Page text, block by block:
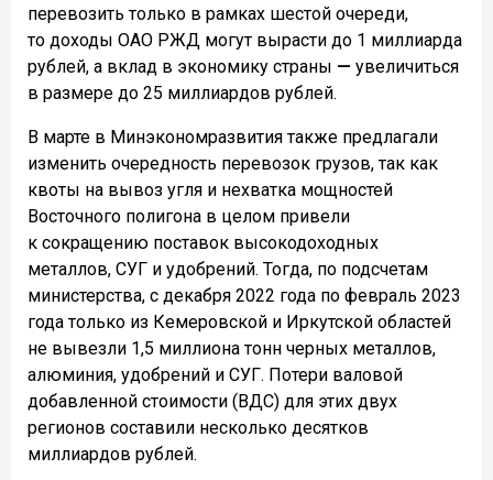
перевозить только в рамках шестой очереди,
то доходы ОАО РЖД могут вырасти до 1 миллиарда
рублей, а вклад в экономику страны — увеличиться
в размере до 25 миллиардов рублей.
В марте в Минэкономразвития также предлагали
изменить очередность перевозок грузов, так как
квоты на вывоз угля и нехватка мощностей
Восточного полигона в целом привели
к сокращению поставок высокодоходных
металлов, СУГ и удобрений. Тогда, по подсчетам
министерства, с декабря 2022 года по февраль 2023
года только из Кемеровской и Иркутской областей
не вывезли 1,5 миллиона тонн черных металлов,
алюминия, удобрений и СУГ. Потери валовой
добавленной стоимости (ВДС) для этих двух
регионов составили несколько десятков
миллиардов рублей.